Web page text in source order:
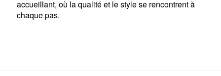
accueillant, où la qualité et le style se rencontrent à
chaque pas.